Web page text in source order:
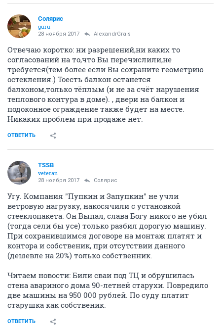
Солярис
guru
28 ноября 2017 AlexandrGrais
Отвечаю коротко: ни разрешений,ни каких то
согласований на то,что Вы перечислили,не
требуется(тем более если Вы сохраните геометрию
остекления.) Тоесть балкон останется
балконом,только тёплым (и не за счёт нарушения
теплового контура в доме). , двери на балкон и
подоконное ограждение также будет на месте.
Никаких проблем при продаже нет.
ОТВЕТИТЬ
TSSB
veteran
28 ноября 2017 Солярис
Угу. Компания "Пупкин и Запупкин" не учли
ветровую нагрузку, накосячили с установкой
стееклопакета. Он Выпал, слава Богу никого не убил
(тогда сели бы усе) только разбил дорогую машину.
При сохранившимся договоре на монтаж платят и
контора и собственик, при отсутствии данного
(дешевле на 20%) только собственник.
Читаем новости: Били сваи под ТЦ и обрушилась
стена авариного дома 90-летней старухи. Повредило
две машины на 950 000 рублей. По суду платит
старушка как собственик.
ОТВЕТИТЬ